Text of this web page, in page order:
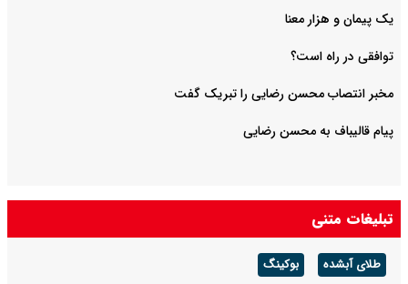
یک پیمان و هزار معنا
توافقی در راه است؟
مخبر انتصاب محسن رضایی را تبریک گفت
پیام قالیباف به محسن رضایی
تبلیغات متنی
طلای آبشده بوکینگ